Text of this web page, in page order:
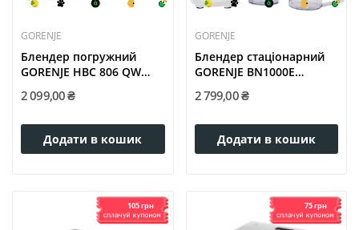
GORENJE
Блендер погружний
GORENJE HBC 806 QW
2 099,00 ₴
Додати в кошик
GORENJE
Блендер стаціонарний
GORENJE BN1000E
2 799,00 ₴
Додати в кошик
105 грн 75 грн